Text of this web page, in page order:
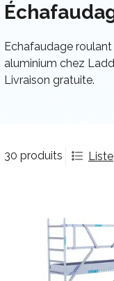
Echafaudage
aluminium chez
Livraison gratuite.
30 produits Liste